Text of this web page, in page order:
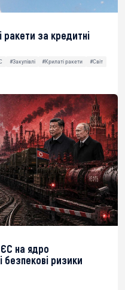
ракети за кредитні
#Закупівлі #Крилаті ракети
#Світ
на ядро
безпекові ризики